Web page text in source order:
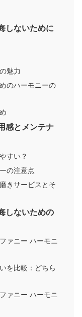
しないために
魅力
のハーモニーの
感とメンテナ
すい？
の注意点
きサービスとそ
しないための
ァニー ハーモニ
を比較：どちら
ァニー ハーモニ